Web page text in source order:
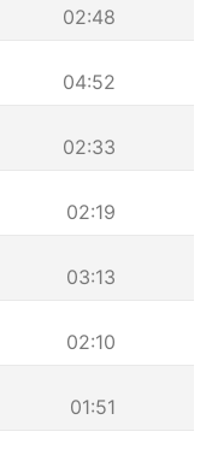
02:48
04:52
02:33
02:19
03:13
02:10
01:51